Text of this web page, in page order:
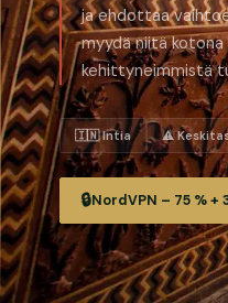
ja ehdottaa
myydä niitä kotona
kehittyneimmistä
🇮🇳 Intia ⚠️
🔒NordVPN – 75 % +